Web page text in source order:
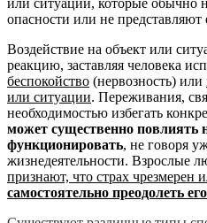
или ситуации, которые обычно
опасности или не представляют
Воздействие на объект или
реакцию, заставляя человека
беспокойство (нервозность) или
или ситуации. Переживания,
необходимостью избегать
может существенно повлиять
функционировать, не говоря
жизнедеятельности. Взрослые
признают, что страх чрезмерен
самостоятельно преодолеть